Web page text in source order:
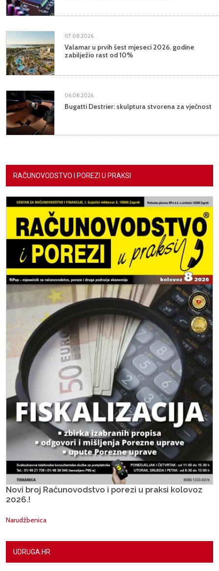
07.08.2026.
Valamar u prvih šest mjeseci 2026. godine
zabilježio rast od 10%
06.08.2026.
Bugatti Destrier: skulptura stvorena za vječnost
RAČUNOVODSTVO I POREZI U PRAKSI
Novi broj Računovodstvo i porezi u praksi kolovoz
2026.!
Narudžbenica
UDRUGA.HR